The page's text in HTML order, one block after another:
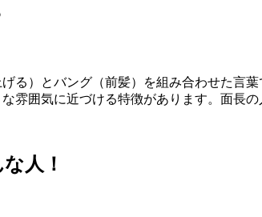
る）とバング（前髪）を組み合わせた言
雰囲気に近づける特徴があります。面長
人！